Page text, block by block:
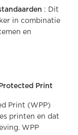
: Dit
in combinatie
en
Print
Print (WPP)
printen en dat
WPP